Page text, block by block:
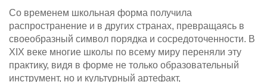
Со временем школьная форма получила
распространение и в других странах, превращаясь в
своеобразный символ порядка и сосредоточенности. В
XIX веке многие школы по всему миру переняли эту
практику, видя в форме не только образовательный
инструмент, но и культурный артефакт,